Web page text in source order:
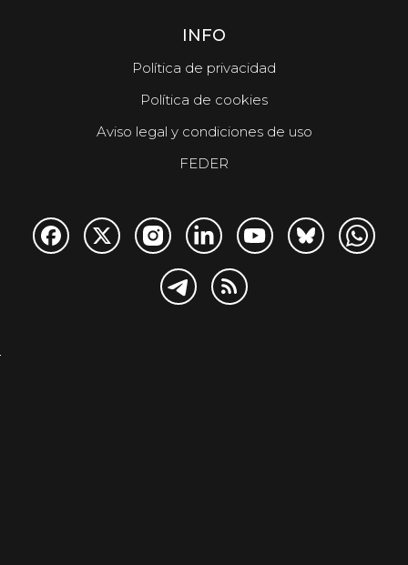
INFO
Política de privacidad
Política de cookies
Aviso legal y condiciones de uso
FEDER